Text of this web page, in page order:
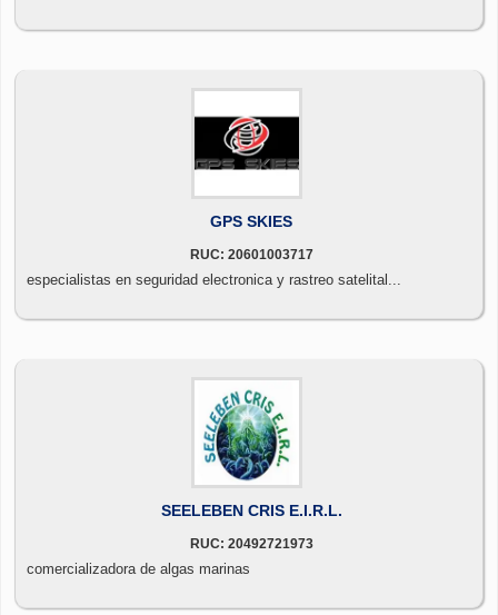
GPS SKIES
RUC: 20601003717
especialistas en seguridad electronica y rastreo satelital...
SEELEBEN CRIS E.I.R.L.
RUC: 20492721973
comercializadora de algas marinas